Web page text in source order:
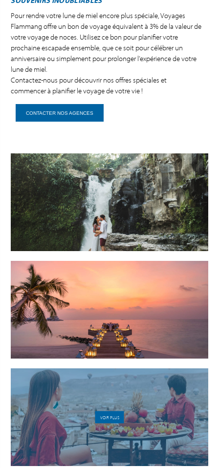
Pour rendre votre lune de miel encore plus spéciale, Voyages
Flammang offre un bon de voyage équivalent à 3% de la valeur de
votre voyage de noces. Utilisez ce bon pour planifier votre
prochaine escapade ensemble, que ce soit pour célébrer un
anniversaire ou simplement pour prolonger l’expérience de votre
lune de miel.
Contactez-nous pour découvrir nos offres spéciales et
commencer à planifier le voyage de votre vie !
CONTACTER NOS AGENCES
VOIR PLUS